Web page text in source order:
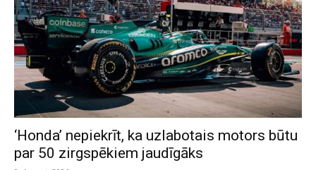
‘Honda’ nepiekrīt, ka uzlabotais motors būtu
par 50 zirgspēkiem jaudīgāks